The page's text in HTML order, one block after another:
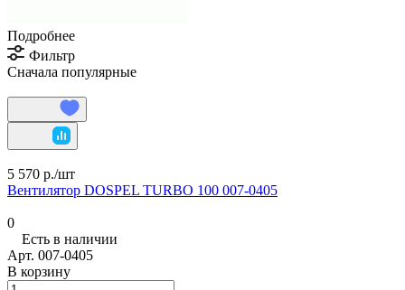
Подробнее
Фильтр
Сначала популярные
5 570 р./шт
Вентилятор DOSPEL TURBO 100 007-0405
0
Есть в наличии
Арт. 007-0405
В корзину